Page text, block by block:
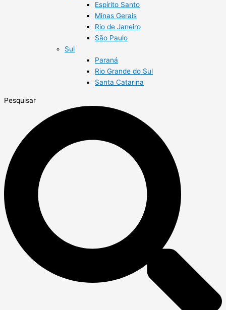
Espírito Santo
Minas Gerais
Rio de Janeiro
São Paulo
Sul
Paraná
Rio Grande do Sul
Santa Catarina
Pesquisar